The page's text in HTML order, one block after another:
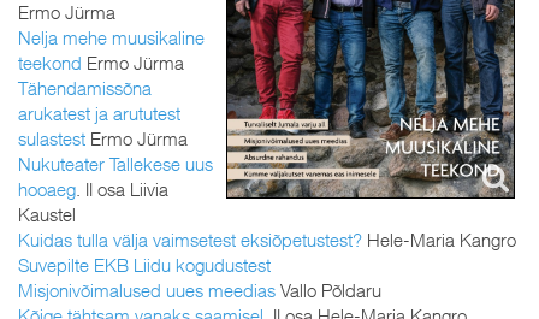
Ermo Jürma
Nelja mehe muusikaline
teekond Ermo Jürma
Tähendamissõna
arukatest ja arututest
sulastest Ermo Jürma
Nukuteater Tallekese uus
hooaeg . II osa Liivia
Kaustel
Kuidas tulla välja vaimsetest eksiõpetustest? Hele-Maria Kangro
Suvepilte EKB Liidu kogudustest
Misjonivõimalused uues meedias Vallo Põldaru